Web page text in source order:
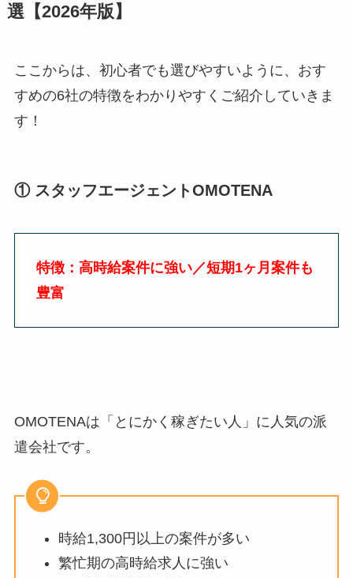
選【2026年版】
ここからは、初心者でも選びやすいように、おす
すめの6社の特徴をわかりやすくご紹介していきま
す！
① スタッフエージェントOMOTENA
特徴：高時給案件に強い／短期1ヶ月案件も
豊富
OMOTENAは「とにかく稼ぎたい人」に人気の派
遣会社です。
時給1,300円以上の案件が多い
繁忙期の高時給求人に強い